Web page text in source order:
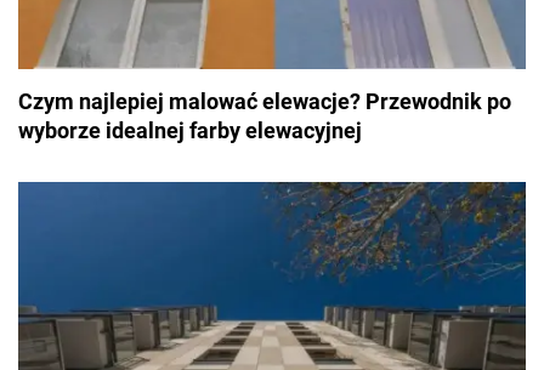
Czym najlepiej malować elewacje? Przewodnik po
wyborze idealnej farby elewacyjnej